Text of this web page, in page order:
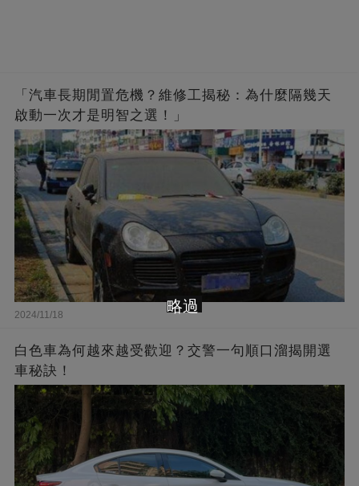
「汽車長期閒置危機？維修工揭秘：為什麼隔幾天
啟動一次才是明智之選！」
2024/11/18
白色車為何越來越受歡迎？交警一句順口溜揭開選
車秘訣！
略過